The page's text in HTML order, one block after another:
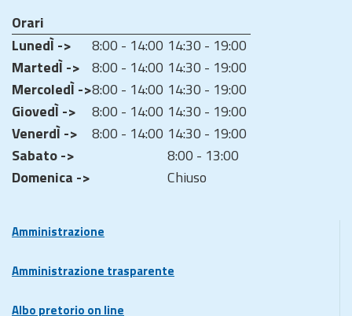
Orari
LunedÌ ->
8:00 - 14:00 14:30 - 19:00
MartedÌ -> 8:00 - 14:00 14:30 - 19:00
MercoledÌ ->8:00 - 14:00 14:30 - 19:00
GiovedÌ ->
8:00 - 14:00 14:30 - 19:00
VenerdÌ ->
8:00 - 14:00 14:30 - 19:00
Sabato ->
8:00 - 13:00
Domenica ->
Chiuso
Amministrazione
Amministrazione trasparente
Albo pretorio on line